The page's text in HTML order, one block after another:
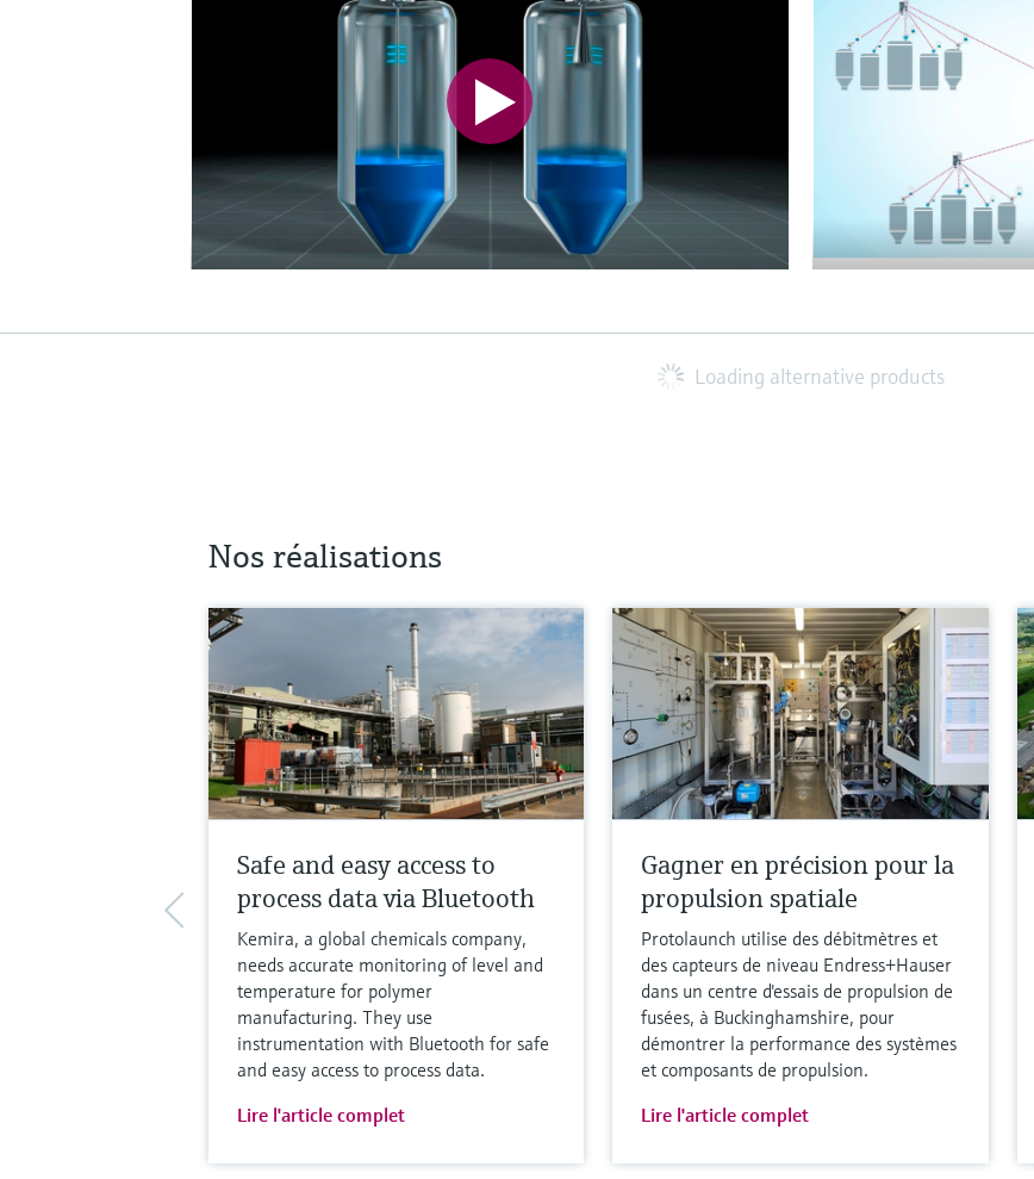
Loading alternative products
Nos réalisations
Safe and easy access to
process data via Bluetooth
Kemira, a global chemicals company,
needs accurate monitoring of level and
temperature for polymer
manufacturing. They use
instrumentation with Bluetooth for safe
and easy access to process data.
Lire l'article complet
Gagner en précision pour la
propulsion spatiale
Protolaunch utilise des débitmètres et
des capteurs de niveau Endress+Hauser
dans un centre d'essais de propulsion de
fusées, à Buckinghamshire, pour
démontrer la performance des systèmes
et composants de propulsion.
Lire l'article complet